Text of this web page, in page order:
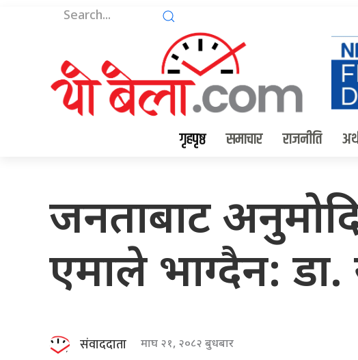
गृहपृष्ठ समाचार राजनीति
जनताबाट
एमाले भाग्दैन: डा.
संवाददाता माघ २१, २०८२ बुधबार